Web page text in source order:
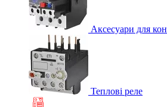
Аксесуари для
Теплові реле